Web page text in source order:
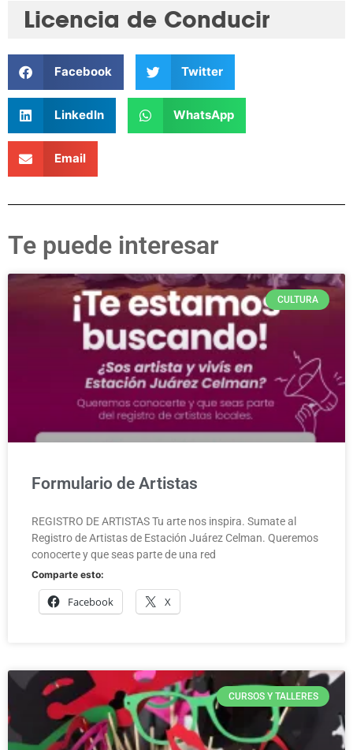
Licencia de Conducir
Facebook Twitter
LinkedIn WhatsApp
Email
Te puede interesar
CULTURA
Formulario de Artistas
REGISTRO DE ARTISTAS Tu arte nos inspira. Sumate al
Registro de Artistas de Estación Juárez Celman. Queremos
conocerte y que seas parte de una red
Comparte esto:
Facebook X
CURSOS Y TALLERES